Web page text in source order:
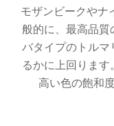
モザンビークやナ
般的に、最高品質
バタイプのトルマ
るかに上回ります
高い色の飽和